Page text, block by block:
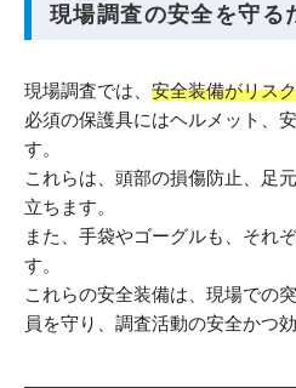
現場調査の安全を守る
現場調査では、 安全装備がリス
必須の保護具にはヘルメット、
す。
これらは、頭部の損傷防止、足
立ちます。
また、手袋やゴーグルも、それ
す。
これらの安全装備は、現場での
員を守り、調査活動の安全かつ